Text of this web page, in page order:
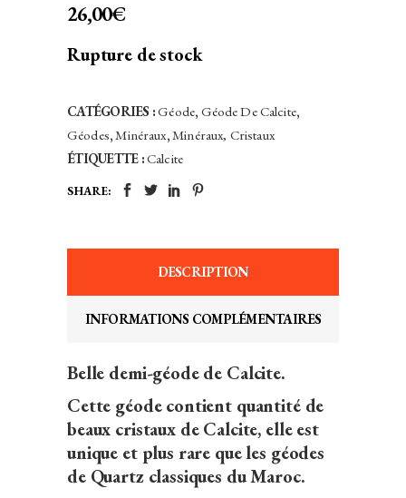
26,00€
Rupture de stock
CATÉGORIES :Géode, Géode De Calcite,
Géodes,Minéraux,Minéraux, Cristaux
ÉTIQUETTE :Calcite
SHARE:
DESCRIPTION
INFORMATIONS COMPLÉMENTAIRES
Belle demi-géode de Calcite.
Cette géode contient quantité de
beaux cristaux de Calcite, elle est
unique et plus rare que les géodes
de Quartz classiques du Maroc.